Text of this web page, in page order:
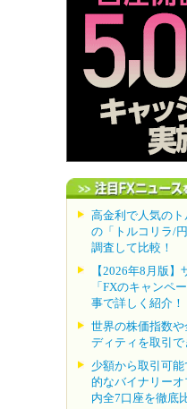
高金利で人気の
の「トルコリラ/
調査して比較！
【2026年8月版
「FXのキャンペ
事で詳しく紹介！
世界の株価指数
ディティを取引で
少額から取引可
的なバイナリー
内全7口座を徹底